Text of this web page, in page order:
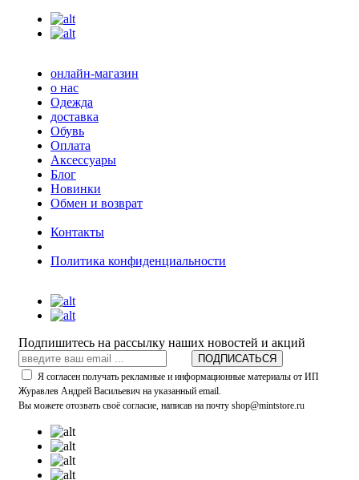
онлайн-магазин
о нас
Одежда
доставка
Обувь
Оплата
Аксессуары
Блог
Новинки
Обмен и возврат
Контакты
Политика конфиденциальности
Подпишитесь на рассылку наших новостей и акций
ПОДПИСАТЬСЯ
Я согласен получать рекламные и информационные материалы от ИП
Журавлев Андрей Васильевич на указанный email.
Вы можете отозвать своё согласие, написав на почту shop@mintstore.ru